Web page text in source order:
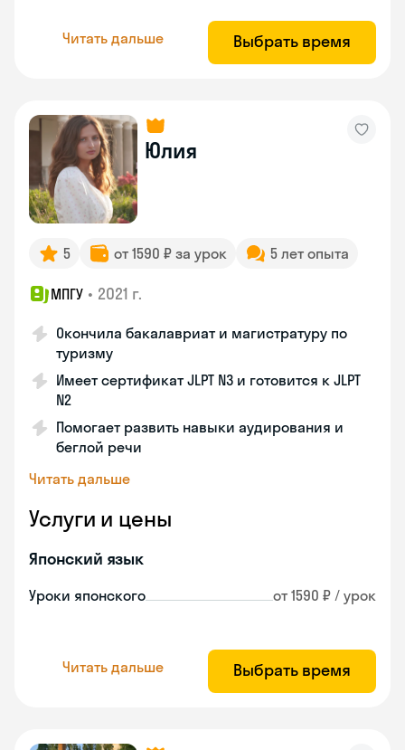
Читать дальше Выбрать время
Юлия
5 от 1590 ₽ за урок 5 лет опыта
МПГУ • 2021 г.
Окончила бакалавриат и магистратуру по
туризму
Имеет сертификат JLPT N3 и готовится к JLPT
N2
Помогает развить навыки аудирования и
беглой речи
Читать дальше
Услуги и цены
Японский язык
Уроки японского от 1590 ₽ / урок
Читать дальше Выбрать время